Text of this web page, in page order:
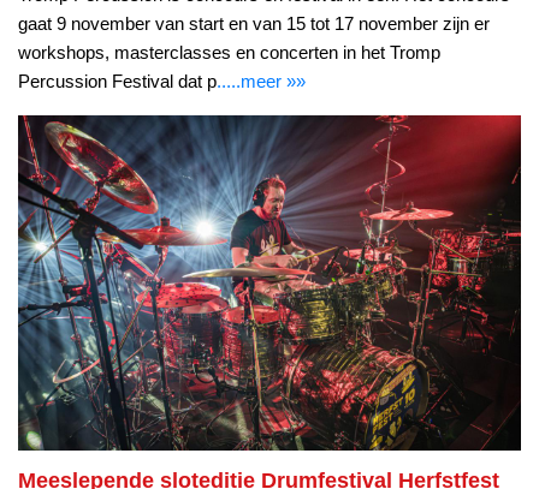
gaat 9 november van start en van 15 tot 17 november zijn er
workshops, masterclasses en concerten in het Tromp
Percussion Festival dat p.....meer »»
Meeslepende sloteditie Drumfestival Herfstfest